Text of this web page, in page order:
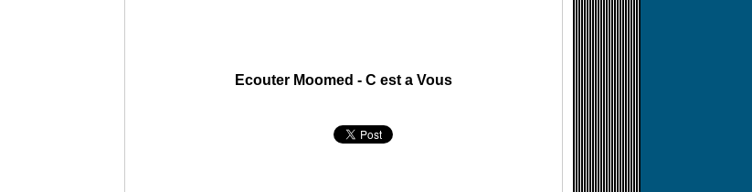
Ecouter Moomed - C est a Vous